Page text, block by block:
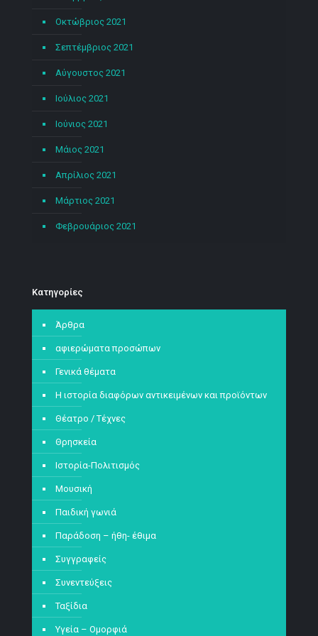
Οκτώβριος 2021
Σεπτέμβριος 2021
Αύγουστος 2021
Ιούλιος 2021
Ιούνιος 2021
Μάιος 2021
Απρίλιος 2021
Μάρτιος 2021
Φεβρουάριος 2021
Kατηγορίες
Άρθρα
αφιερώματα προσώπων
Γενικά θέματα
Η ιστορία διαφόρων αντικειμένων και προϊόντων
Θέατρο / Τέχνες
Θρησκεία
Ιστορία-Πολιτισμός
Μουσική
Παιδική γωνιά
Παράδοση – ήθη- έθιμα
Συγγραφείς
Συνεντεύξεις
Ταξίδια
Υγεία – Ομορφιά